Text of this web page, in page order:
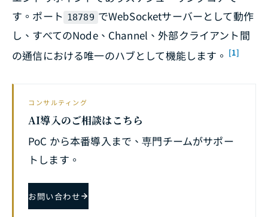
す。ポート 18789 でWebSocketサーバーとして動作
し、すべてのNode、Channel、外部クライアント間
の通信における唯一のハブとして機能します。 [1]
コンサルティング
AI導入のご相談はこちら
PoC から本番導入まで、専門チームがサポー
トします。
お問い合わせ